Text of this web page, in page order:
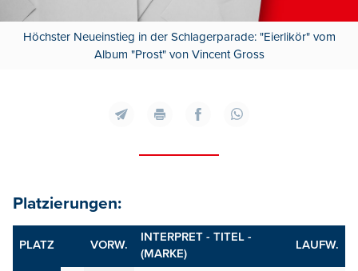
Höchster Neueinstieg in der Schlagerparade: "Eierlikör" vom
Album "Prost" von Vincent Gross
Platzierungen:
PLATZ VORW.
INTERPRET - TITEL -
(MARKE)
LAUFW.